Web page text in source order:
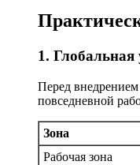
1. Глобальная
Перед
повседневной
Зона
Рабочая зона